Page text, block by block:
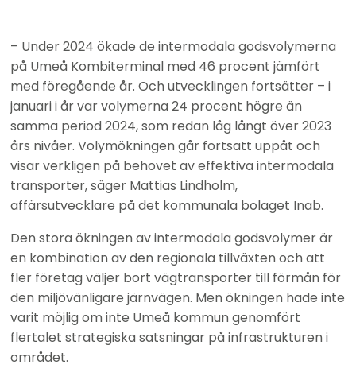
– Under 2024 ökade de intermodala godsvolymerna
på Umeå Kombiterminal med 46 procent jämfört
med föregående år. Och utvecklingen fortsätter – i
januari i år var volymerna 24 procent högre än
samma period 2024, som redan låg långt över 2023
års nivåer. Volymökningen går fortsatt uppåt och
visar verkligen på behovet av effektiva intermodala
transporter, säger Mattias Lindholm,
affärsutvecklare på det kommunala bolaget Inab.
Den stora ökningen av intermodala godsvolymer är
en kombination av den regionala tillväxten och att
fler företag väljer bort vägtransporter till förmån för
den miljövänligare järnvägen. Men ökningen hade inte
varit möjlig om inte Umeå kommun genomfört
flertalet strategiska satsningar på infrastrukturen i
området.